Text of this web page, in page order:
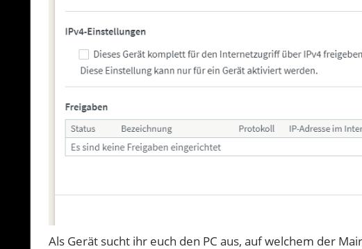
Als Gerät sucht ihr euch den PC aus, auf welchem der